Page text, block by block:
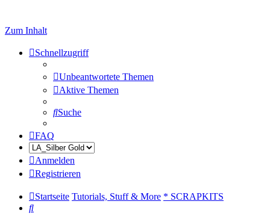
Zum Inhalt
Schnellzugriff
Unbeantwortete Themen
Aktive Themen
Suche
FAQ
Anmelden
Registrieren
Startseite Tutorials, Stuff & More * SCRAPKITS
Suche